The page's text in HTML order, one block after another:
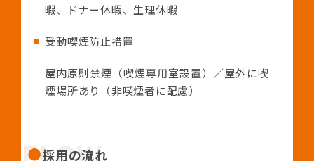
暇、ドナー休暇、生理休暇
受動喫煙防止措置
屋内原則禁煙（喫煙専用室設置）／屋外に喫
煙場所あり（非喫煙者に配慮）
採用の流れ